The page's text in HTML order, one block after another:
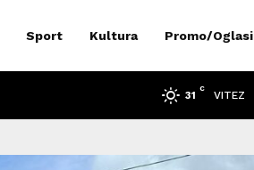
Sport Kultura Promo/Oglasi
31
C
VITEZ